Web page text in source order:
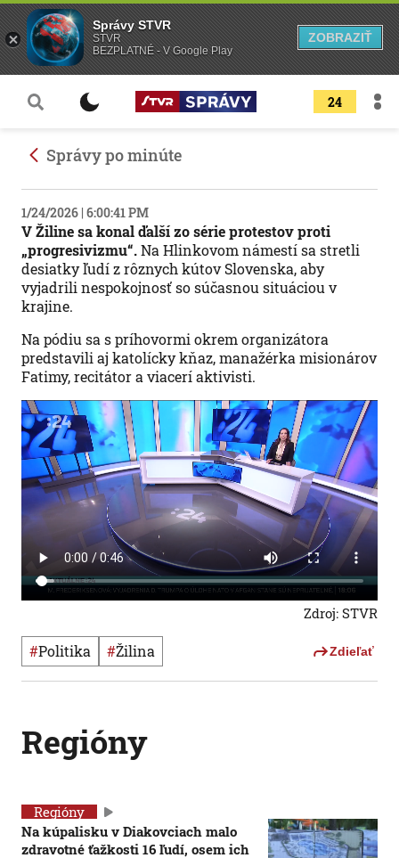
24
Správy po minúte
1/24/2026 | 6:00:41 PM
V Žiline sa konal ďalší zo série protestov proti
„progresivizmu“.Na Hlinkovom námestí sa stretli
desiatky ľudí z rôznych kútov Slovenska, aby
vyjadrili nespokojnosť so súčasnou situáciou v
krajine.
Na pódiu sa s príhovormi okrem organizátora
predstavili aj katolícky kňaz, manažérka misionárov
Fatimy, recitátor a viacerí aktivisti.
Zdroj: STVR
# Politika # žilina Zdieľať
Regióny
Regióny
Na kúpalisku v Diakovciach malo
zdravotné ťažkosti 16 ľudí, osem ich
Správy STVR
STVR
BEZPLATNÉ - V Google Play
ZOBRAZIŤ